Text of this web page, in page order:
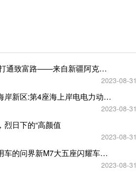
奏响就业曲 打通致富路——来自新疆阿克苏地区的一线调研
2023-08-31
山东青岛西海岸新区:第4座海上岸电电力动力平台完成吊装
2023-08-31
烈日下的“高颜值
2023-08-31
定位为家庭用车的问界新M7大五座闪耀车展现场
2023-08-31